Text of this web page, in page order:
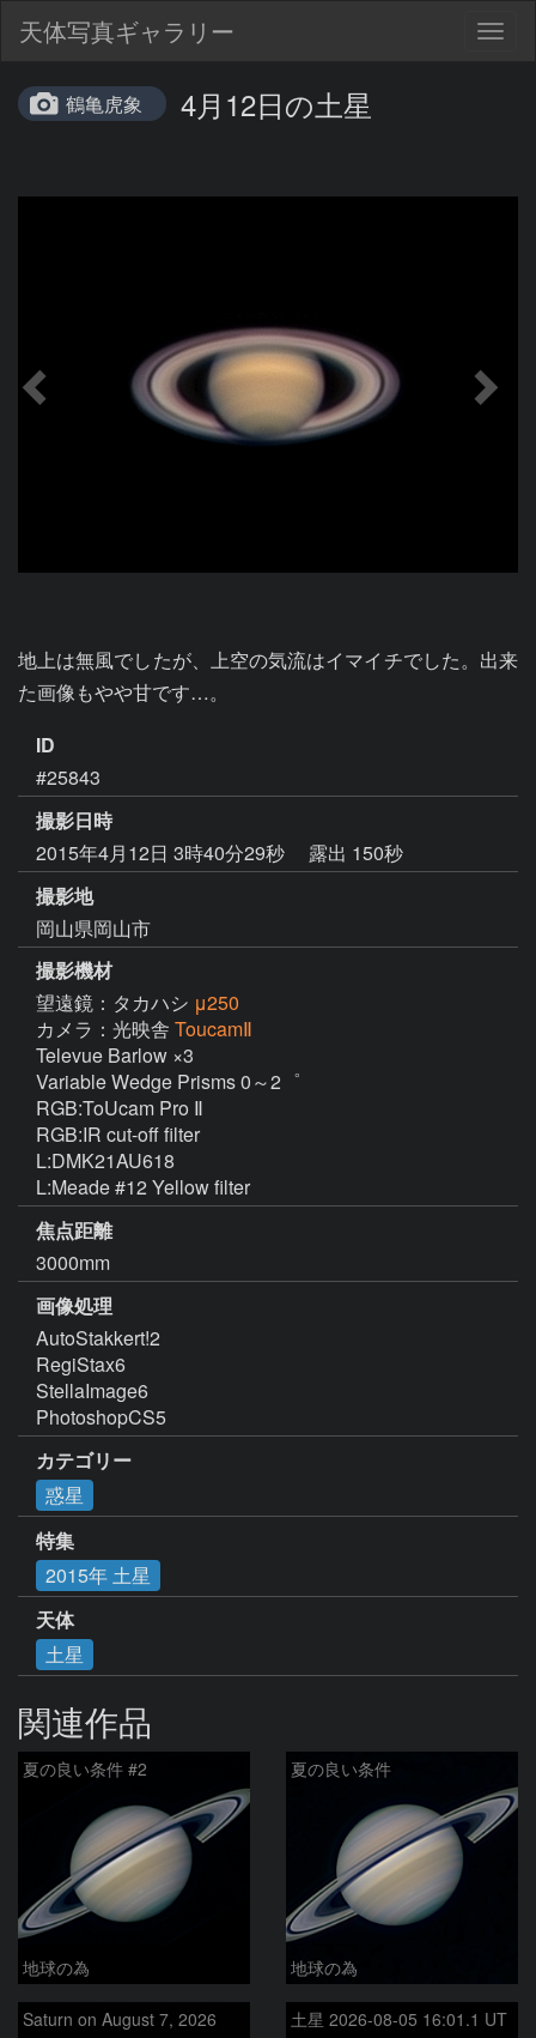
天体写真ギャラリー
鶴亀虎象 4月12日の土星
地上は無風でしたが、上空の気流はイマイチでした。出来
た画像もやや甘です…。
ID
#25843
撮影日時
2015年4月12日 3時40分29秒
露出 150秒
撮影地
岡山県岡山市
撮影機材
望遠鏡：タカハシ μ250
カメラ：光映舎 ToucamⅡ
Televue Barlow ×3
Variable Wedge Prisms 0～2゜
RGB:ToUcam Pro Ⅱ
RGB:IR cut-off filter
L:DMK21AU618
L:Meade #12 Yellow filter
焦点距離
3000mm
画像処理
AutoStakkert!2
RegiStax6
StellaImage6
PhotoshopCS5
カテゴリー
惑星
特集
2015年 土星
天体
土星
関連作品
夏の良い条件 #2
地球の為
夏の良い条件
地球の為
Saturn on August 7, 2026 土星 2026-08-05 16:01.1 UT